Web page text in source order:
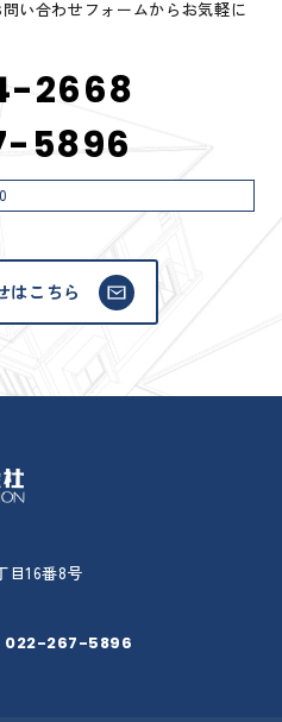
い合わせフォームからお気軽に
2668
5896
はこちら
目16番8号
022-267-5896